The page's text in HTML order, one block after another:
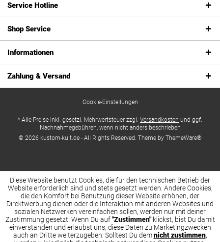
Service Hotline
Shop Service
Informationen
Zahlung & Versand
Cookie-Einstellungen
* Alle Preise inkl. gesetzl. Mehrwertsteuer zzgl. Versandkosten und ggf.
Nachnahmegebühren, wenn nicht anders beschrieben
© 2026 kustom-kult.de - All Rights Reserved. Theme by ThemeWare®
Diese Website benutzt Cookies, die für den technischen Betrieb der
Website erforderlich sind und stets gesetzt werden. Andere Cookies,
die den Komfort bei Benutzung dieser Website erhöhen, der
Direktwerbung dienen oder die Interaktion mit anderen Websites und
sozialen Netzwerken vereinfachen sollen, werden nur mit deiner
Zustimmung gesetzt. Wenn Du auf"Zustimmen"klickst, bist Du damit
einverstanden und erlaubst uns, diese Daten zu Marketingzwecken
auch an Dritte weiterzugeben. Solltest Du demnicht zustimmen,